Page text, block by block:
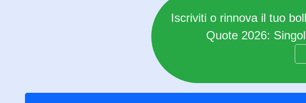
Iscriviti o rinnova il tuo
Quote 2026: